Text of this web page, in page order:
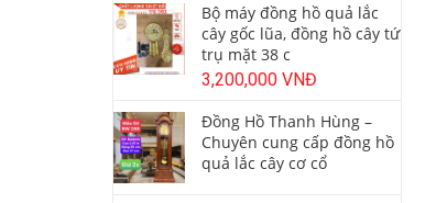
Bộ máy đồng hồ quả lắc
cây gốc lũa, đồng hồ cây tứ
trụ mặt 38 c
3,200,000 VNĐ
Đồng Hồ Thanh Hùng –
Chuyên cung cấp đồng hồ
quả lắc cây cơ cổ